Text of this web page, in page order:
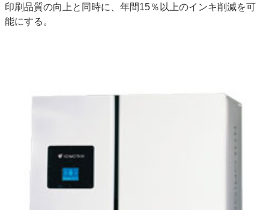
特集・デジタル印刷 ～ 新成長軌道を描く
印刷品質の向上と同時に、年間15％以上のインキ削減を可
能にする。